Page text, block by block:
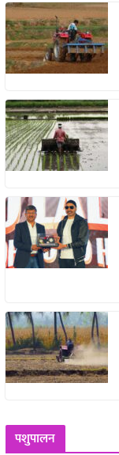
पशुपालन